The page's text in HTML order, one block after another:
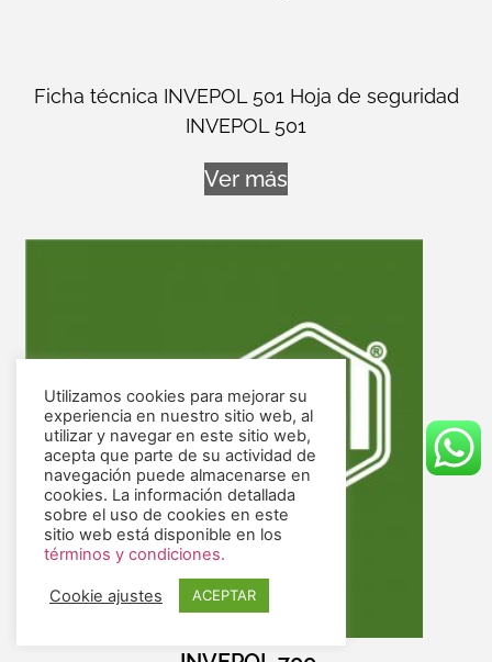
Ficha técnica INVEPOL 501 Hoja de seguridad
INVEPOL 501
Ver más
Utilizamos cookies para mejorar su
experiencia en nuestro sitio web, al
utilizar y navegar en este sitio web,
acepta que parte de su actividad de
navegación puede almacenarse en
cookies. La información detallada
sobre el uso de cookies en este
sitio web está disponible en los
términos y condiciones.
Cookie ajustes ACEPTAR